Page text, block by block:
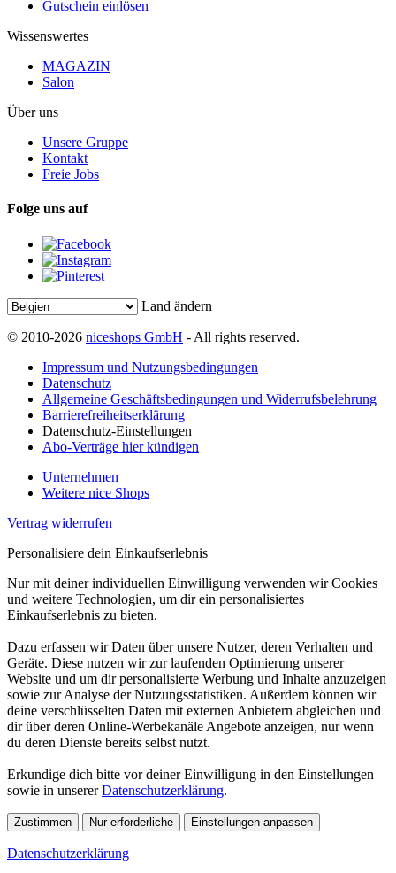
Gutschein einlösen
Wissenswertes
MAGAZIN
Salon
Über uns
Unsere Gruppe
Kontakt
Freie Jobs
Folge uns auf
Land ändern
© 2010-2026 niceshops GmbH - All rights reserved.
Impressum und Nutzungsbedingungen
Datenschutz
Allgemeine Geschäftsbedingungen und Widerrufsbelehrung
Barrierefreiheitserklärung
Datenschutz-Einstellungen
Abo-Verträge hier kündigen
Unternehmen
Weitere nice Shops
Vertrag widerrufen
Personalisiere dein Einkaufserlebnis
Nur mit deiner individuellen Einwilligung verwenden wir Cookies
und weitere Technologien, um dir ein personalisiertes
Einkaufserlebnis zu bieten.
Dazu erfassen wir Daten über unsere Nutzer, deren Verhalten und
Geräte. Diese nutzen wir zur laufenden Optimierung unserer
Website und um dir personalisierte Werbung und Inhalte anzuzeigen
sowie zur Analyse der Nutzungsstatistiken. Außerdem können wir
deine verschlüsselten Daten mit externen Anbietern abgleichen und
dir über deren Online-Werbekanäle Angebote anzeigen, nur wenn
du deren Dienste bereits selbst nutzt.
Erkundige dich bitte vor deiner Einwilligung in den Einstellungen
sowie in unsererDatenschutzerklärung.
Zustimmen Nur erforderliche Einstellungen anpassen
Datenschutzerklärung